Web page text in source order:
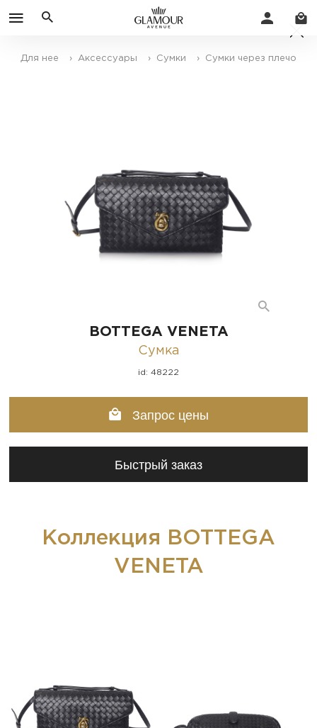
Для нее › Аксессуары › Сумки › Сумки через плечо
BOTTEGA VENETA
Сумка
id: 48222
Запрос цены
Быстрый заказ
Коллекция BOTTEGA
VENETA